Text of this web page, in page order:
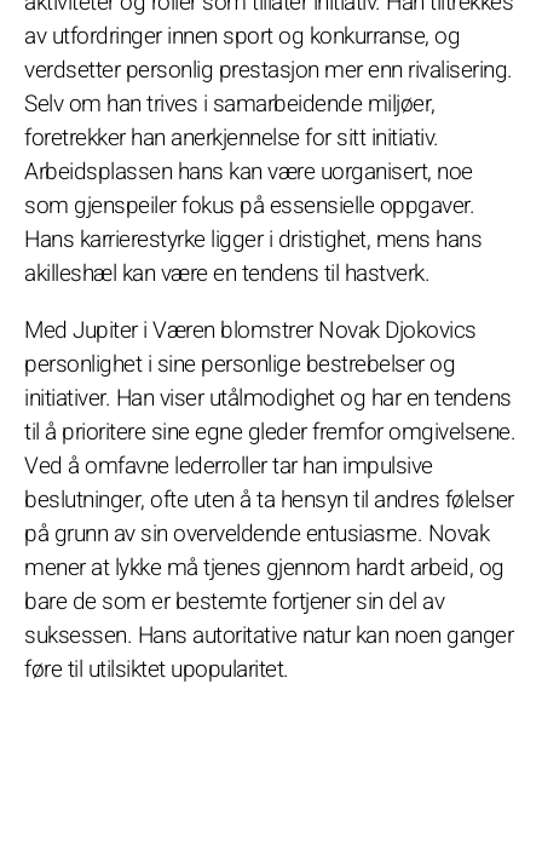
av utfordringer innen sport og konkurranse, og
verdsetter personlig prestasjon mer enn rivalisering.
Selv om han trives i samarbeidende miljøer,
foretrekker han anerkjennelse for sitt initiativ.
Arbeidsplassen hans kan være uorganisert, noe
som gjenspeiler fokus på essensielle oppgaver.
Hans karrierestyrke ligger i dristighet, mens hans
akilleshæl kan være en tendens til hastverk.
Med Jupiter i Væren blomstrer Novak Djokovics
personlighet i sine personlige bestrebelser og
initiativer. Han viser utålmodighet og har en tendens
til å prioritere sine egne gleder fremfor omgivelsene.
Ved å omfavne lederroller tar han impulsive
beslutninger, ofte uten å ta hensyn til andres følelser
på grunn av sin overveldende entusiasme. Novak
mener at lykke må tjenes gjennom hardt arbeid, og
bare de som er bestemte fortjener sin del av
suksessen. Hans autoritative natur kan noen ganger
føre til utilsiktet upopularitet.